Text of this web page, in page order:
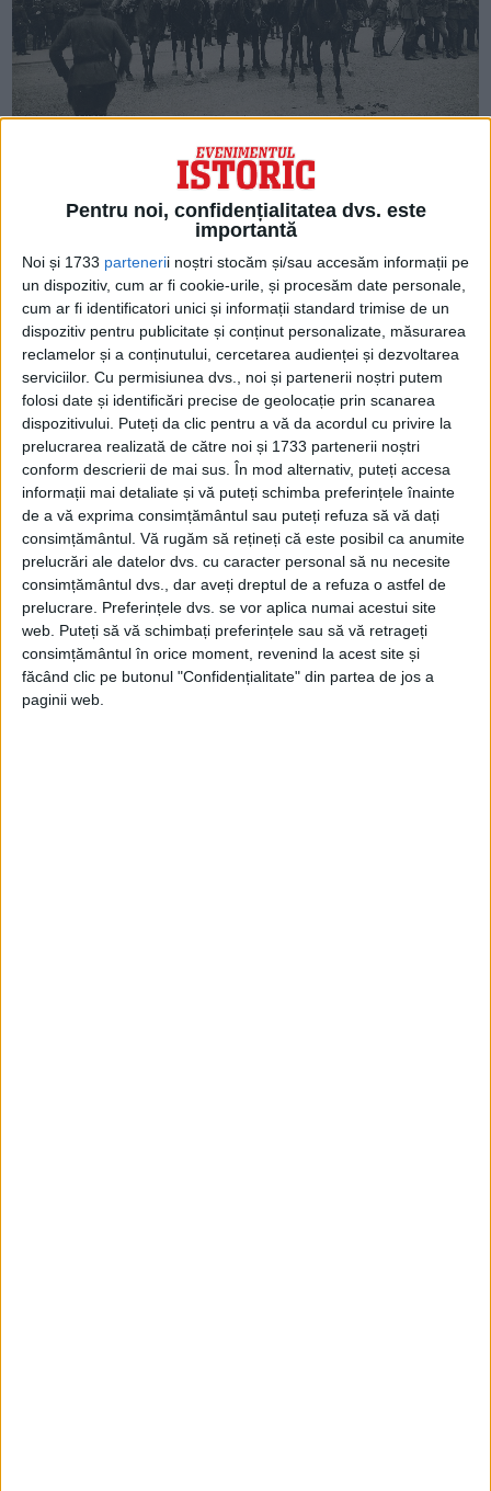
Pentru noi, confidențialitatea dvs. este
importantă
Noi și 1733 partenerii noștri stocăm și/sau accesăm informații pe
un dispozitiv, cum ar fi cookie-urile, și procesăm date personale,
cum ar fi identificatori unici și informații standard trimise de un
dispozitiv pentru publicitate și conținut personalizate, măsurarea
reclamelor și a conținutului, cercetarea audienței și dezvoltarea
serviciilor. Cu permisiunea dvs., noi și partenerii noștri putem
folosi date și identificări precise de geolocație prin scanarea
dispozitivului. Puteți da clic pentru a vă da acordul cu privire la
prelucrarea realizată de către noi și 1733 partenerii noștri
conform descrierii de mai sus. În mod alternativ, puteți accesa
informații mai detaliate și vă puteți schimba preferințele înainte
de a vă exprima consimțământul sau puteți refuza să vă dați
consimțământul. Vă rugăm să rețineți că este posibil ca anumite
prelucrări ale datelor dvs. cu caracter personal să nu necesite
consimțământul dvs., dar aveți dreptul de a refuza o astfel de
prelucrare. Preferințele dvs. se vor aplica numai acestui site
web. Puteți să vă schimbați preferințele sau să vă retrageți
consimțământul în orice moment, revenind la acest site și
făcând clic pe butonul "Confidențialitate" din partea de jos a
paginii web.
ARTICOLE ONLINE
Ucraina nu s-a bucurat mult timp de independență.
ARTICOLE ONLINE
Antony Blinken este rezervat în privința recuperării
peninsulei Crimeea: „Vor exista teritorii care trebuie
recâștigate prin alte mijloace!”
Zilele trecute, şeful diplomaţiei americane Antony Blinken a
întredeschis uşa unor posibile negocieri pe tema granițelor...